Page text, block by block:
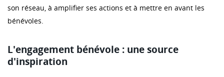
son réseau, à amplifier ses actions et à mettre en avant les
bénévoles.
L'engagement bénévole : une source
d'inspiration